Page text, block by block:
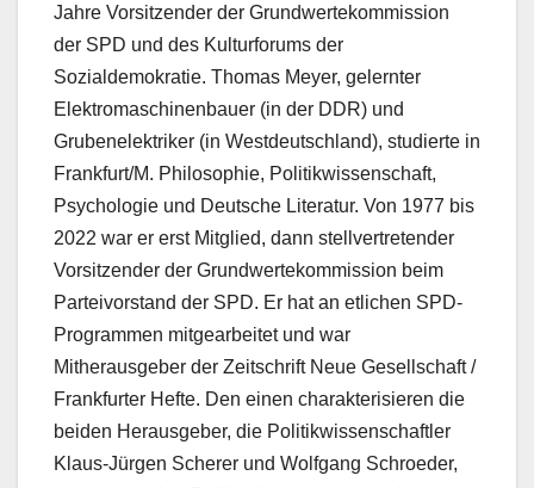
Jahre Vorsitzender der Grundwertekommission
der SPD und des Kulturforums der
Sozialdemokratie. Thomas Meyer, gelernter
Elektromaschinenbauer (in der DDR) und
Grubenelektriker (in Westdeutschland), studierte in
Frankfurt/M. Philosophie, Politikwissenschaft,
Psychologie und Deutsche Literatur. Von 1977 bis
2022 war er erst Mitglied, dann stellvertretender
Vorsitzender der Grundwertekommission beim
Parteivorstand der SPD. Er hat an etlichen SPD-
Programmen mitgearbeitet und war
Mitherausgeber der Zeitschrift Neue Gesellschaft /
Frankfurter Hefte. Den einen charakterisieren die
beiden Herausgeber, die Politikwissenschaftler
Klaus-Jürgen Scherer und Wolfgang Schroeder,